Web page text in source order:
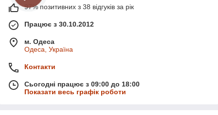
97% позитивних з 38 відгуків за рік
Працює з 30.10.2012
м. Одеса
Одеса, Україна
Контакти
Сьогодні працює з 09:00 до 18:00
Показати весь графік роботи